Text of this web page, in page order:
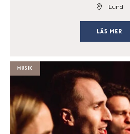
Lund
Läs mer
Musik